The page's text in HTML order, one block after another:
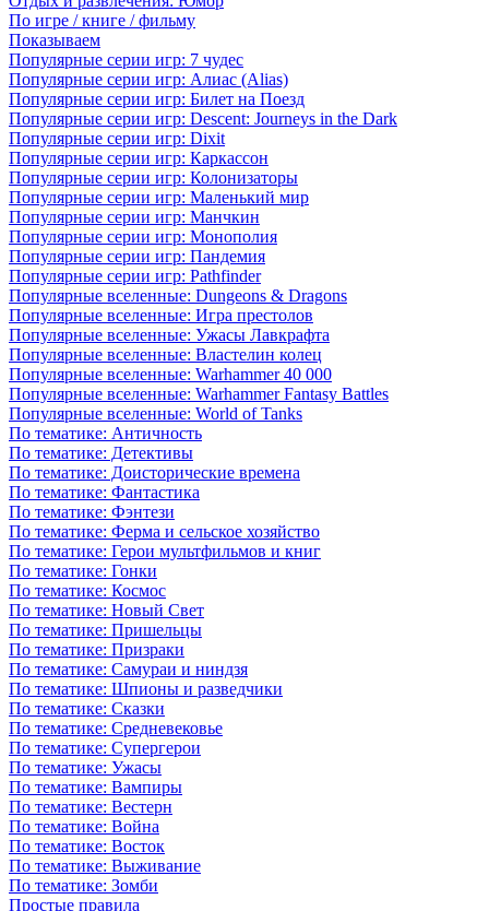
По игре / книге / фильму
Показываем
Популярные серии игр: 7 чудес
Популярные серии игр: Алиас (Alias)
Популярные серии игр: Билет на Поезд
Популярные серии игр: Descent: Journeys in the Dark
Популярные серии игр: Dixit
Популярные серии игр: Каркассон
Популярные серии игр: Колонизаторы
Популярные серии игр: Маленький мир
Популярные серии игр: Манчкин
Популярные серии игр: Монополия
Популярные серии игр: Пандемия
Популярные серии игр: Pathfinder
Популярные вселенные: Dungeons & Dragons
Популярные вселенные: Игра престолов
Популярные вселенные: Ужасы Лавкрафта
Популярные вселенные: Властелин колец
Популярные вселенные: Warhammer 40 000
Популярные вселенные: Warhammer Fantasy Battles
Популярные вселенные: World of Tanks
По тематике: Античность
По тематике: Детективы
По тематике: Доисторические времена
По тематике: Фантастика
По тематике: Фэнтези
По тематике: Ферма и сельское хозяйство
По тематике: Герои мультфильмов и книг
По тематике: Гонки
По тематике: Космос
По тематике: Новый Свет
По тематике: Пришельцы
По тематике: Призраки
По тематике: Самураи и ниндзя
По тематике: Шпионы и разведчики
По тематике: Сказки
По тематике: Средневековье
По тематике: Супергерои
По тематике: Ужасы
По тематике: Вампиры
По тематике: Вестерн
По тематике: Война
По тематике: Восток
По тематике: Выживание
По тематике: Зомби
Простые правила